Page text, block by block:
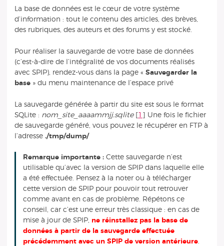
La base de données est le cœur de votre système
d’information : tout le contenu des articles, des brèves,
des rubriques, des auteurs et des forums y est stocké.
Pour réaliser la sauvegarde de votre base de données
(c’est-à-dire de l’intégralité de vos documents réalisés
avec SPIP), rendez-vous dans la page « Sauvegarder la
base» du menu maintenance de l’espace privé
La sauvegarde générée à partir du site est sous le format
SQLite : nom_site_aaaammjj.sqlite[1 ] Une fois le fichier
de sauvegarde généré, vous pouvez le récupérer en FTP à
l’adresse ./tmp/dump/
Remarque importante : Cette sauvegarde n’est
utilisable qu’avec la version de SPIP dans laquelle elle
a été effectuée. Pensez à la noter ou à télécharger
cette version de SPIP pour pouvoir tout retrouver
comme avant en cas de problème. Répétons ce
conseil, car c’est une erreur très classique : en cas de
mise à jour de SPIP, ne réinstallez pas la base de
données à partir de la sauvegarde effectuée
précédemment avec un SPIP de version antérieure.